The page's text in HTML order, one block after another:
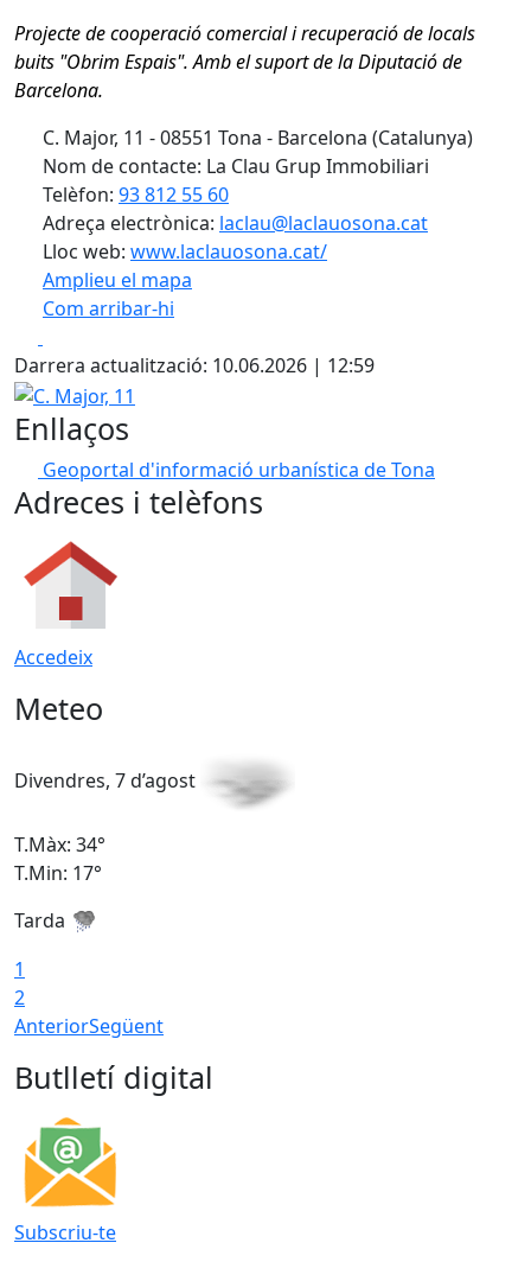
Projecte de cooperació comercial i recuperació de locals
buits "Obrim Espais". Amb el suport de la Diputació de
Barcelona.
C. Major, 11 - 08551 Tona - Barcelona (Catalunya)
Nom de contacte: La Clau Grup Immobiliari
Telèfon: 93 812 55 60
Adreça electrònica: laclau@laclauosona.cat
Lloc web: www.laclauosona.cat/
Amplieu el mapa
Com arribar-hi
+
−
Darrera actualització: 10.06.2026 | 12:59
C. Major, 11
Enllaços
Geoportal d'informació urbanística de Tona
Adreces i telèfons
Accedeix
Meteo
Divendres, 7 d’agost
T.Màx: 34°
T.Min: 17°
Tarda
1
2
AnteriorSegüent
Butlletí digital
Subscriu-te